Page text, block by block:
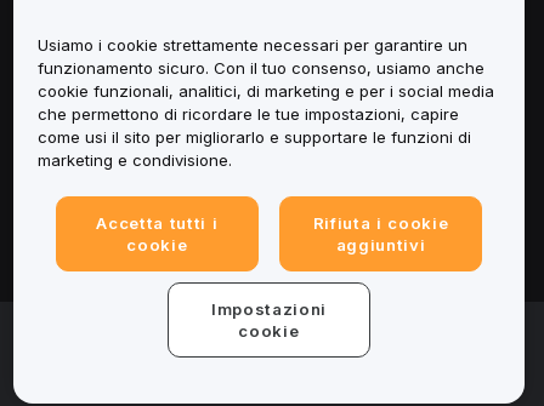
Servizi
Assistenza
Informazioni legali
© 2025-2026 Bybit.eu. Tutti i diritti riservati.
Usiamo i cookie strettamente necessari per garantire un
funzionamento sicuro. Con il tuo consenso, usiamo anche
cookie funzionali, analitici, di marketing e per i social media
che permettono di ricordare le tue impostazioni, capire
come usi il sito per migliorarlo e supportare le funzioni di
marketing e condivisione.
Accetta tutti i
cookie
Rifiuta i cookie
aggiuntivi
Impostazioni
cookie